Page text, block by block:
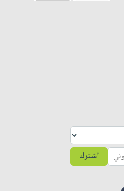
اشترك